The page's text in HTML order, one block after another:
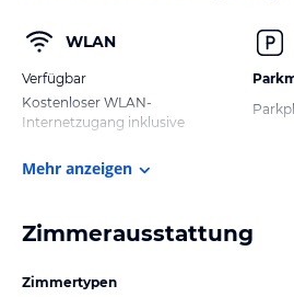
WLAN
Verfügbar
Kostenloser WLAN-
Internetzugang inklusive
Mehr anzeigen
Zimmerausstattung
Zimmertypen